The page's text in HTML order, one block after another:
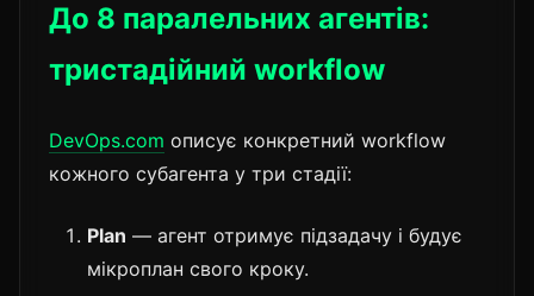
До 8 паралельних агентів:
тристадійний workflow
DevOps.com описує конкретний workflow
кожного субагента у три стадії:
Plan — агент отримує підзадачу і будує
мікроплан свого кроку.